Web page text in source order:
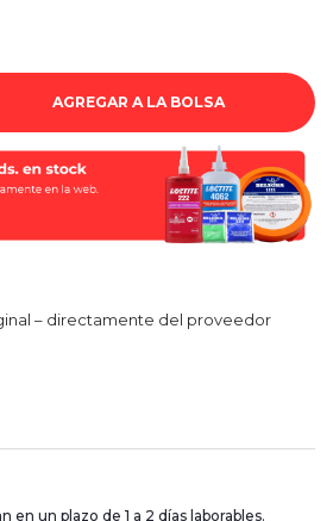
AGREGAR A LA BOLSA
– directamente del proveedor
en un plazo de 1 a 2 días laborables.